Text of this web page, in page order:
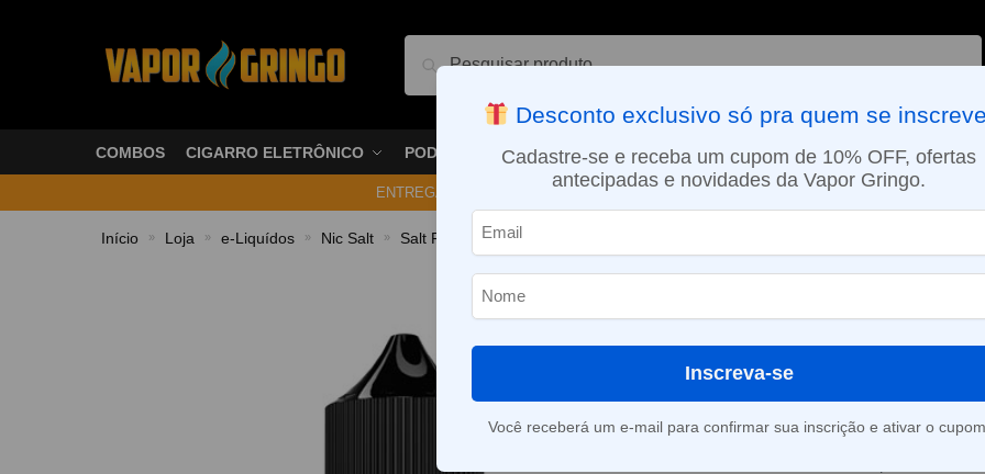
Pesquisar
COMBOS CIGARRO ELETRÔNICO PODS VAPORIZADOR DE ERVAS E-LIQUÍDOS NICOTINA ORAL
ENTREGA NO MESMO DIA EM SÃO PAULO (SEG A SEX): PEDIDOS APROVADOS ATÉ
Início » Loja » e-Liquídos » Nic Salt » Salt Frutados » Líquido Nikbar Salt – Sour Green Apple Ice
Líquido
Green Apple
Este produto está fora
Consultar prazo e valor
Desconto exclusivo só pra quem se
Cadastre-se e receba um cupom de 10% OFF, ofertas
antecipadas e novidades da Vapor Gringo.
Inscreva-se
Você receberá um e-mail para confirmar sua inscrição e ativar o